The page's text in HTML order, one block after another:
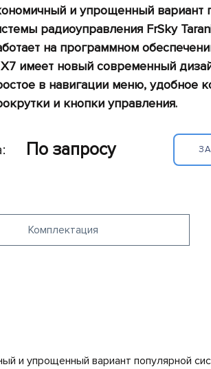
и упрощенный вариант
радиоуправления FrSky
на программном
имеет новый современный
в навигации меню, удобное
и кнопки управления.
По запросу
Комплектация
и упрощенный вариант популярной